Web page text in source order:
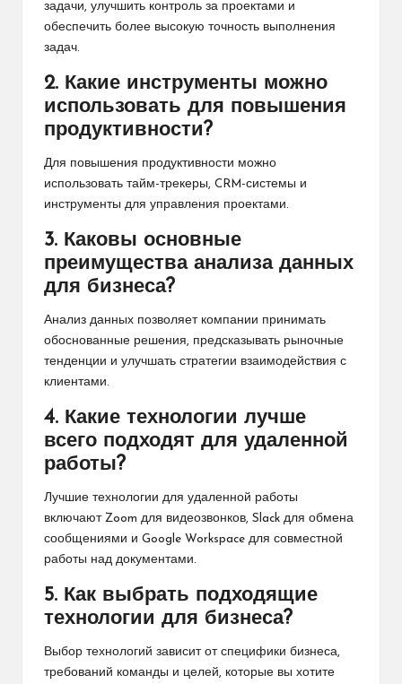
задачи, улучшить контроль за проектами и
обеспечить более высокую точность выполнения
задач.
2. Какие инструменты можно
использовать для повышения
продуктивности?
Для повышения продуктивности можно
использовать тайм-трекеры, CRM-системы и
инструменты для управления проектами.
3. Каковы основные
преимущества анализа данных
для бизнеса?
Анализ данных позволяет компании принимать
обоснованные решения, предсказывать рыночные
тенденции и улучшать стратегии взаимодействия с
клиентами.
4. Какие технологии лучше
всего подходят для удаленной
работы?
Лучшие технологии для удаленной работы
включают Zoom для видеозвонков, Slack для обмена
сообщениями и Google Workspace для совместной
работы над документами.
5. Как выбрать подходящие
технологии для бизнеса?
Выбор технологий зависит от специфики бизнеса,
требований команды и целей, которые вы хотите